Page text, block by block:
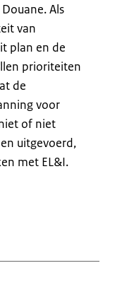
Als
van
plan en de
prioriteiten
de
voor
of niet
uitgevoerd,
met EL&I.